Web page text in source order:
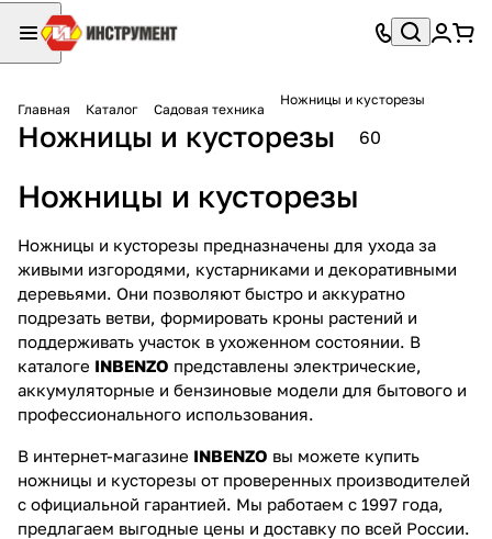
Главная Каталог Садовая техника
Ножницы и кусторезы
Ножницы и кусторезы 60
Ножницы и кусторезы
Ножницы и кусторезы предназначены для ухода за
живыми изгородями, кустарниками и декоративными
деревьями. Они позволяют быстро и аккуратно
подрезать ветви, формировать кроны растений и
поддерживать участок в ухоженном состоянии. В
каталоге INBENZO представлены электрические,
аккумуляторные и бензиновые модели для бытового и
профессионального использования.
В интернет-магазине INBENZO вы можете купить
ножницы и кусторезы от проверенных производителей
с официальной гарантией. Мы работаем с 1997 года,
предлагаем выгодные цены и доставку по всей России.